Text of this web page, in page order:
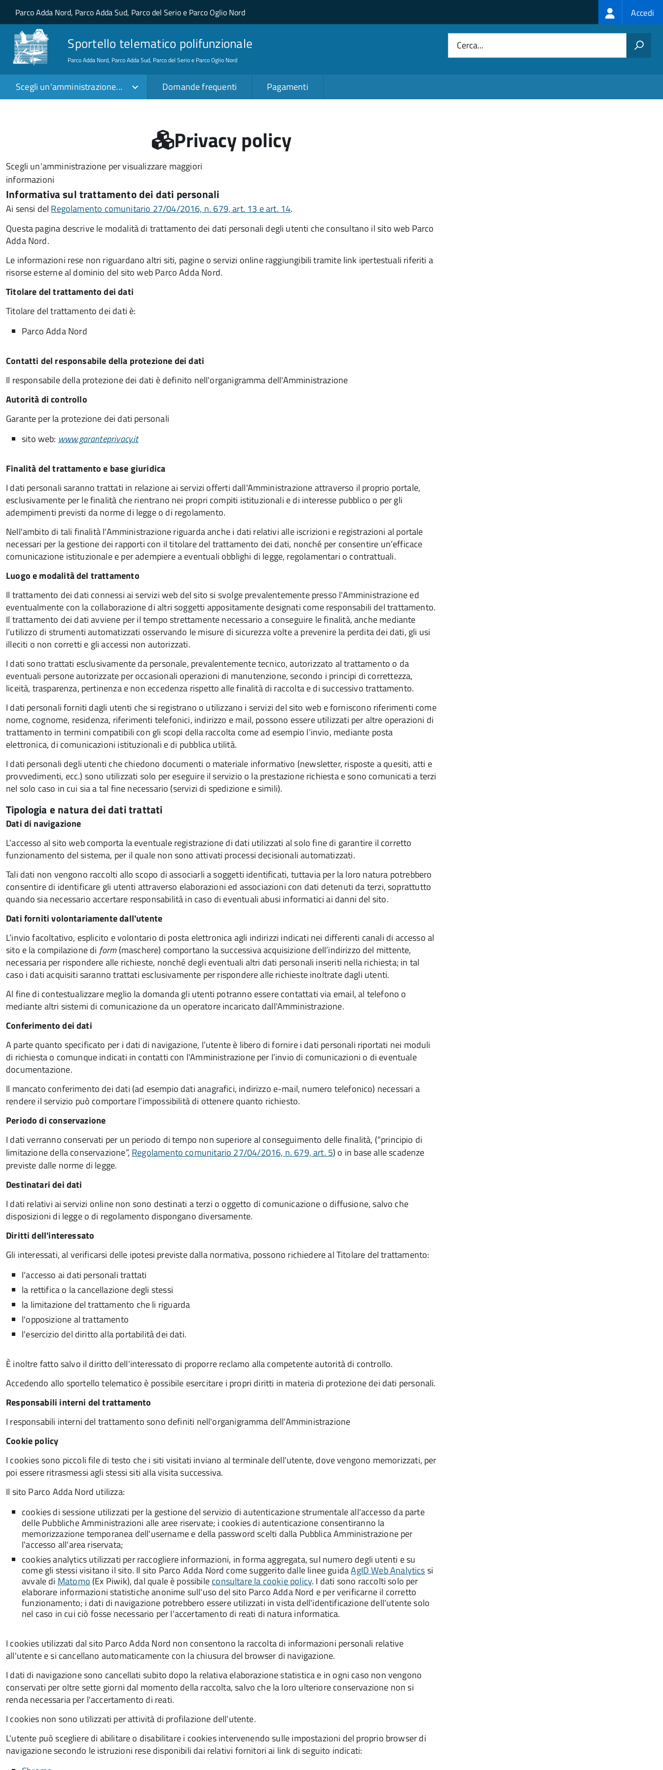
Salta al contenuto principale
Skip to site navigation
Parco Adda Nord, Parco Adda Sud, Parco del Serio e Parco Oglio Nord Login
menu
Accedi
Sportello telematico polifunzionale
Parco Adda Nord, Parco Adda Sud, Parco del Serio e Parco Oglio Nord
Cerca...
Scegli un'amministrazione... Domande frequenti Pagamenti
Privacy policy
Scegli un'amministrazione per visualizzare maggiori
informazioni
Informativa sul trattamento dei dati personali
Ai sensi del Regolamento comunitario 27/04/2016, n. 679, art. 13 e art. 14.
Questa pagina descrive le modalità di trattamento dei dati personali degli utenti che consultano il sito web Parco
Adda Nord.
Le informazioni rese non riguardano altri siti, pagine o servizi online raggiungibili tramite link ipertestuali riferiti a
risorse esterne al dominio del sito web Parco Adda Nord.
Titolare del trattamento dei dati
Titolare del trattamento dei dati è:
Parco Adda Nord
Contatti del responsabile della protezione dei dati
Il responsabile della protezione dei dati è definito nell'organigramma dell'Amministrazione
Autorità di controllo
Garante per la protezione dei dati personali
sito web: www.garanteprivacy.it
Finalità del trattamento e base giuridica
I dati personali saranno trattati in relazione ai servizi offerti dall'Amministrazione attraverso il proprio portale,
esclusivamente per le finalità che rientrano nei propri compiti istituzionali e di interesse pubblico o per gli
adempimenti previsti da norme di legge o di regolamento.
Nell'ambito di tali finalità l'Amministrazione riguarda anche i dati relativi alle iscrizioni e registrazioni al portale
necessari per la gestione dei rapporti con il titolare del trattamento dei dati, nonché per consentire un’efficace
comunicazione istituzionale e per adempiere a eventuali obblighi di legge, regolamentari o contrattuali.
Luogo e modalità del trattamento
Il trattamento dei dati connessi ai servizi web del sito si svolge prevalentemente presso l'Amministrazione ed
eventualmente con la collaborazione di altri soggetti appositamente designati come responsabili del trattamento.
Il trattamento dei dati avviene per il tempo strettamente necessario a conseguire le finalità, anche mediante
l’utilizzo di strumenti automatizzati osservando le misure di sicurezza volte a prevenire la perdita dei dati, gli usi
illeciti o non corretti e gli accessi non autorizzati.
I dati sono trattati esclusivamente da personale, prevalentemente tecnico, autorizzato al trattamento o da
eventuali persone autorizzate per occasionali operazioni di manutenzione, secondo i principi di correttezza,
liceità, trasparenza, pertinenza e non eccedenza rispetto alle finalità di raccolta e di successivo trattamento.
I dati personali forniti dagli utenti che si registrano o utilizzano i servizi del sito web e forniscono riferimenti come
nome, cognome, residenza, riferimenti telefonici, indirizzo e mail, possono essere utilizzati per altre operazioni di
trattamento in termini compatibili con gli scopi della raccolta come ad esempio l’invio, mediante posta
elettronica, di comunicazioni istituzionali e di pubblica utilità.
I dati personali degli utenti che chiedono documenti o materiale informativo (newsletter, risposte a quesiti, atti e
provvedimenti, ecc.) sono utilizzati solo per eseguire il servizio o la prestazione richiesta e sono comunicati a terzi
nel solo caso in cui sia a tal fine necessario (servizi di spedizione e simili).
Tipologia e natura dei dati trattati
Dati di navigazione
L’accesso al sito web comporta la eventuale registrazione di dati utilizzati al solo fine di garantire il corretto
funzionamento del sistema, per il quale non sono attivati processi decisionali automatizzati.
Tali dati non vengono raccolti allo scopo di associarli a soggetti identificati, tuttavia per la loro natura potrebbero
consentire di identificare gli utenti attraverso elaborazioni ed associazioni con dati detenuti da terzi, soprattutto
quando sia necessario accertare responsabilità in caso di eventuali abusi informatici ai danni del sito.
Dati forniti volontariamente dall'utente
L’invio facoltativo, esplicito e volontario di posta elettronica agli indirizzi indicati nei differenti canali di accesso al
sito e la compilazione di form(maschere) comportano la successiva acquisizione dell’indirizzo del mittente,
necessaria per rispondere alle richieste, nonché degli eventuali altri dati personali inseriti nella richiesta; in tal
caso i dati acquisiti saranno trattati esclusivamente per rispondere alle richieste inoltrate dagli utenti.
Al fine di contestualizzare meglio la domanda gli utenti potranno essere contattati via email, al telefono o
mediante altri sistemi di comunicazione da un operatore incaricato dall'Amministrazione.
Conferimento dei dati
A parte quanto specificato per i dati di navigazione, l’utente è libero di fornire i dati personali riportati nei moduli
di richiesta o comunque indicati in contatti con l'Amministrazione per l’invio di comunicazioni o di eventuale
documentazione.
Il mancato conferimento dei dati (ad esempio dati anagrafici, indirizzo e-mail, numero telefonico) necessari a
rendere il servizio può comportare l’impossibilità di ottenere quanto richiesto.
Periodo di conservazione
I dati verranno conservati per un periodo di tempo non superiore al conseguimento delle finalità, (“principio di
limitazione della conservazione”, Regolamento comunitario 27/04/2016, n. 679, art. 5) o in base alle scadenze
previste dalle norme di legge.
Destinatari dei dati
I dati relativi ai servizi online non sono destinati a terzi o oggetto di comunicazione o diffusione, salvo che
disposizioni di legge o di regolamento dispongano diversamente.
Diritti dell'interessato
Gli interessati, al verificarsi delle ipotesi previste dalla normativa, possono richiedere al Titolare del trattamento:
l'accesso ai dati personali trattati
la rettifica o la cancellazione degli stessi
la limitazione del trattamento che li riguarda
l'opposizione al trattamento
l'esercizio del diritto alla portabilità dei dati.
È inoltre fatto salvo il diritto dell'interessato di proporre reclamo alla competente autorità di controllo.
Accedendo allo sportello telematico è possibile esercitare i propri diritti in materia di protezione dei dati personali.
Responsabili interni del trattamento
I responsabili interni del trattamento sono definiti nell'organigramma dell'Amministrazione
Cookie policy
I cookies sono piccoli file di testo che i siti visitati inviano al terminale dell'utente, dove vengono memorizzati, per
poi essere ritrasmessi agli stessi siti alla visita successiva.
Il sito Parco Adda Nord utilizza:
cookies di sessione utilizzati per la gestione del servizio di autenticazione strumentale all'accesso da parte
delle Pubbliche Amministrazioni alle aree riservate; i cookies di autenticazione consentiranno la
memorizzazione temporanea dell'username e della password scelti dalla Pubblica Amministrazione per
l'accesso all'area riservata;
cookies analytics utilizzati per raccogliere informazioni, in forma aggregata, sul numero degli utenti e su
come gli stessi visitano il sito. Il sito Parco Adda Nord come suggerito dalle linee guidaAgID Web Analyticssi
avvale di Matomo (Ex Piwik), dal quale è possibileconsultare la cookie policy. I dati sono raccolti solo per
elaborare informazioni statistiche anonime sull'uso del sito Parco Adda Nord e per verificarne il corretto
funzionamento; i dati di navigazione potrebbero essere utilizzati in vista dell'identificazione dell'utente solo
nel caso in cui ciò fosse necessario per l'accertamento di reati di natura informatica.
I cookies utilizzati dal sito Parco Adda Nord non consentono la raccolta di informazioni personali relative
all'utente e si cancellano automaticamente con la chiusura del browser di navigazione.
I dati di navigazione sono cancellati subito dopo la relativa elaborazione statistica e in ogni caso non vengono
conservati per oltre sette giorni dal momento della raccolta, salvo che la loro ulteriore conservazione non si
renda necessaria per l'accertamento di reati.
I cookies non sono utilizzati per attività di profilazione dell'utente.
L'utente può scegliere di abilitare o disabilitare i cookies intervenendo sulle impostazioni del proprio browser di
navigazione secondo le istruzioni rese disponibili dai relativi fornitori ai link di seguito indicati: